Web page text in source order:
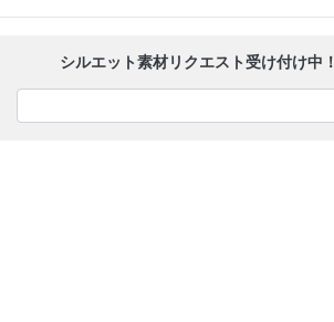
シルエット素材リクエスト受け付け中！